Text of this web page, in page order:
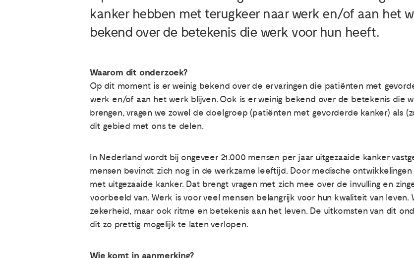
kanker hebben met terugkeer naar werk en/of aan het
bekend over de betekenis die werk voor hun heeft.
Waarom dit onderzoek?
Op dit moment is er weinig bekend over de ervaringen die patiënten met
werk en/of aan het werk blijven. Ook is er weinig bekend over de betekenis die
brengen, vragen we zowel de doelgroep (patiënten met gevorderde kanker) als
dit gebied met ons te delen.
In Nederland wordt bij ongeveer 21.000 mensen per jaar uitgezaaide kanker
mensen bevindt zich nog in de werkzame leeftijd. Door medische
met uitgezaaide kanker. Dat brengt vragen met zich mee over de invulling en
voorbeeld van. Werk is voor veel mensen belangrijk voor hun kwaliteit van
zekerheid, maar ook ritme en betekenis aan het leven. De uitkomsten van dit
dit zo prettig mogelijk te laten verlopen.